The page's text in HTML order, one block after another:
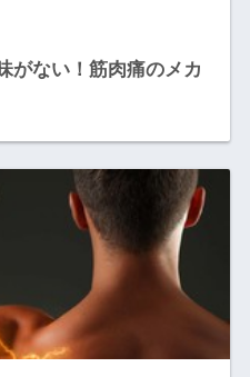
がない！筋肉痛のメカ